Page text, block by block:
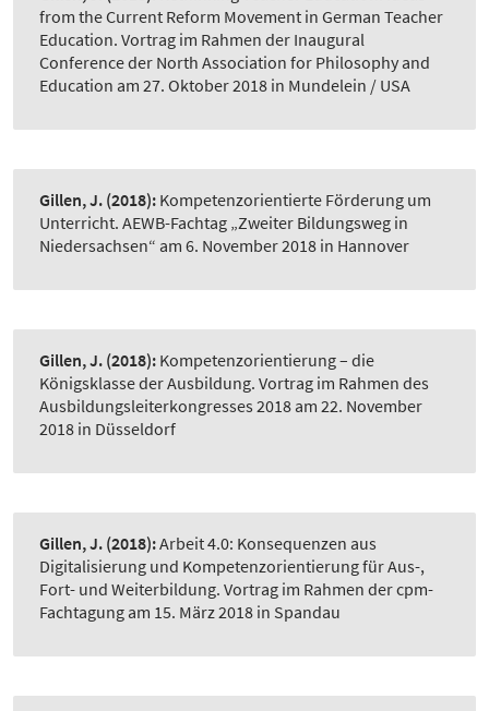
from the Current Reform Movement in German Teacher
Education. Vortrag im Rahmen der Inaugural
Conference der North Association for Philosophy and
Education am 27. Oktober 2018 in Mundelein / USA
Gillen, J. (2018): Kompetenzorientierte Förderung um
Unterricht. AEWB-Fachtag „Zweiter Bildungsweg in
Niedersachsen“ am 6. November 2018 in Hannover
Gillen, J. (2018): Kompetenzorientierung – die
Königsklasse der Ausbildung. Vortrag im Rahmen des
Ausbildungsleiterkongresses 2018 am 22. November
2018 in Düsseldorf
Gillen, J. (2018):Arbeit 4.0: Konsequenzen aus
Digitalisierung und Kompetenzorientierung für Aus-,
Fort- und Weiterbildung. Vortrag im Rahmen der cpm-
Fachtagung am 15. März 2018 in Spandau